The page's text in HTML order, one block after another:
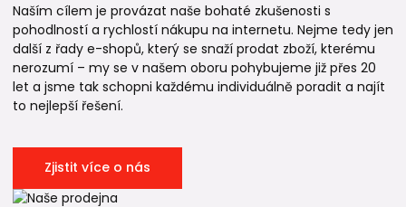
Naším cílem je provázat naše bohaté zkušenosti s
pohodlností a rychlostí nákupu na internetu. Nejme tedy jen
další z řady e-shopů, který se snaží prodat zboží, kterému
nerozumí – my se v našem oboru pohybujeme již přes 20
let a jsme tak schopni každému individuálně poradit a najít
to nejlepší řešení.
Zjistit více o nás